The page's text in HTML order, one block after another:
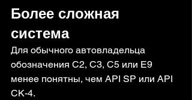
Более сложная
система
Для обычного автовладельца
обозначения C2, C3, C5 или E9
менее понятны, чем API SP или API
CK-4.